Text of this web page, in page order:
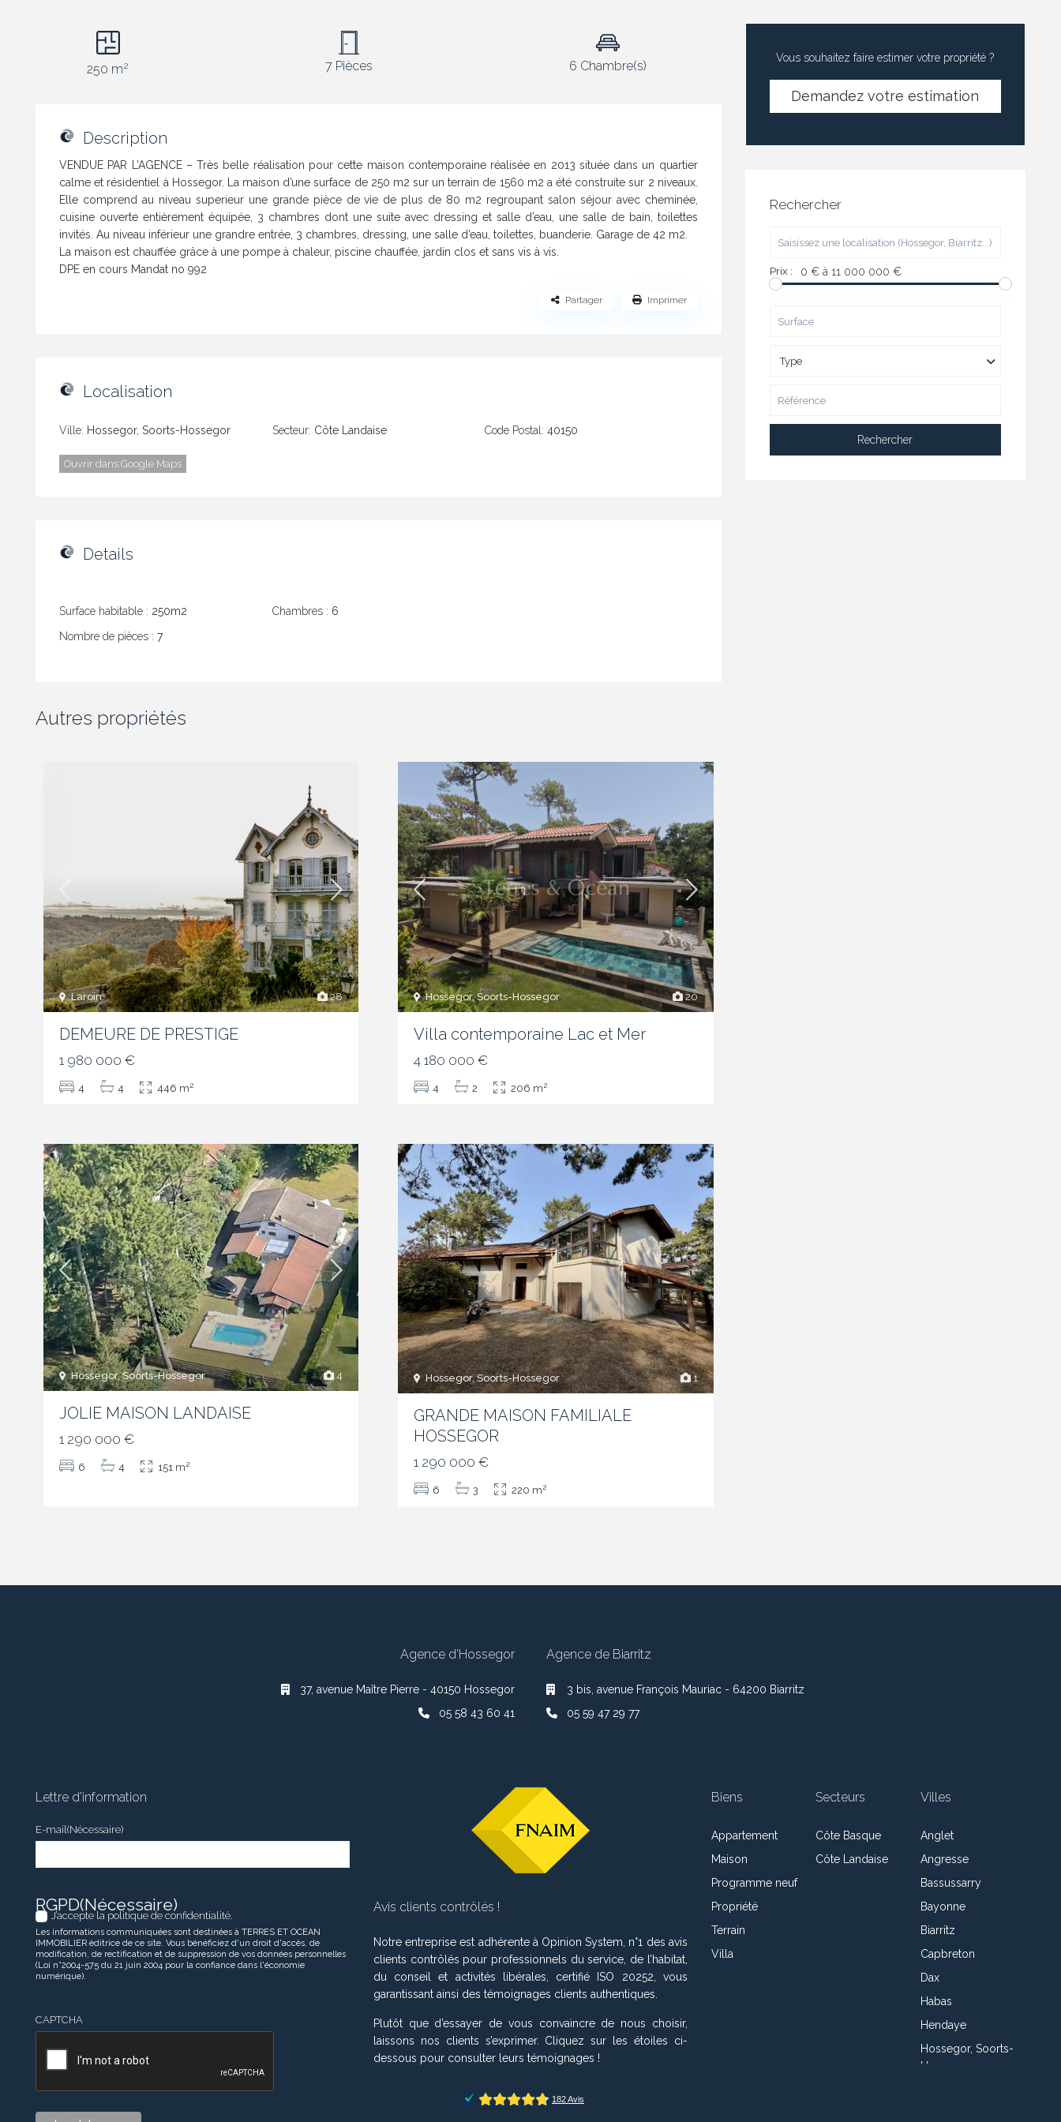
250 m2 7 Pièces 6 Chambre(s)
Description
VENDUE PAR L’AGENCE – Très belle réalisation pour cette maison contemporaine réalisée en 2013 située dans un quartier
calme et résidentiel à Hossegor. La maison d’une surface de 250 m2 sur un terrain de 1560 m2 a été construite sur 2 niveaux.
Elle comprend au niveau superieur une grande pièce de vie de plus de 80 m2 regroupant salon séjour avec cheminée,
cuisine ouverte entièrement équipée, 3 chambres dont une suite avec dressing et salle d’eau, une salle de bain, toilettes
invités. Au niveau inférieur une grandre entrée, 3 chambres, dressing, une salle d’eau, toilettes, buanderie. Garage de 42 m2.
La maison est chauffée grâce à une pompe à chaleur, piscine chauffée, jardin clos et sans vis à vis.
DPE en cours Mandat no 992
Partager Imprimer
Localisation
Ville: Hossegor, Soorts-Hossegor Secteur: Côte Landaise Code Postal: 40150
Ouvrir dans Google Maps
Details
Surface habitable : 250m2
Nombre de pièces : 7
Chambres : 6
Autres propriétés
28
Laroin
DEMEURE DE PRESTIGE
1 980 000 €
4 4 446 m2
20
Hossegor, Soorts-Hossegor
Villa contemporaine Lac et Mer
4 180 000 €
4 2 206 m2
4
Hossegor, Soorts-Hossegor
JOLIE MAISON LANDAISE
1 290 000 €
6 4 151 m2
1
Hossegor, Soorts-Hossegor
GRANDE MAISON FAMILIALE
HOSSEGOR
1 290 000 €
6 3 220 m2
Vous souhaitez faire estimer votre propriété ?
Demandez votre estimation
Rechercher
Prix : 0 € à 11 000 000 €
Type
Rechercher
Agence d’Hossegor
37, avenue Maître Pierre - 40150 Hossegor
05 58 43 60 41
Agence de Biarritz
3 bis, avenue François Mauriac - 64200 Biarritz
05 59 47 29 77
Lettre d’information
E-mail(Nécessaire)
RGPD(Nécessaire)
J’accepte la politique de confidentialité.
Les informations communiquées sont destinées à TERRES ET OCEAN
IMMOBILIER éditrice de ce site. Vous bénéficiez d'un droit d'accès, de
modification, de rectification et de suppression de vos données personnelles
(Loi n°2004-575 du 21 juin 2004 pour la confiance dans l'économie
numérique).
CAPTCHA
Avis clients contrôlés !
Notre entreprise est adhérente à Opinion System, n°1 des avis
clients contrôlés pour professionnels du service, de l’habitat,
du conseil et activités libérales, certifié ISO 20252, vous
garantissant ainsi des témoignages clients authentiques.
Plutôt que d’essayer de vous convaincre de nous choisir,
laissons nos clients s’exprimer. Cliquez sur les étoiles ci-
dessous pour consulter leurs témoignages !
Biens
Appartement
Maison
Programme neuf
Propriété
Terrain
Villa
Secteurs
Côte Basque
Côte Landaise
Villes
Anglet
Angresse
Bassussarry
Bayonne
Biarritz
Capbreton
Dax
Habas
Hendaye
Hossegor, Soorts-
Hossegor